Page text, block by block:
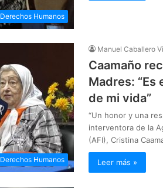
Derechos Humanos
Derechos Humanos
Manuel Caballero
Caamaño
Madres:
de mi vida”
“Un honor y una
interventora de la
(AFI), Cristina
Leer más »